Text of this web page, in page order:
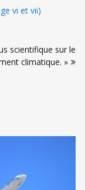
vi et vii)
scientifique sur le
climatique. »